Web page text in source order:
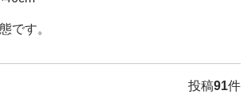
です。
投稿91件